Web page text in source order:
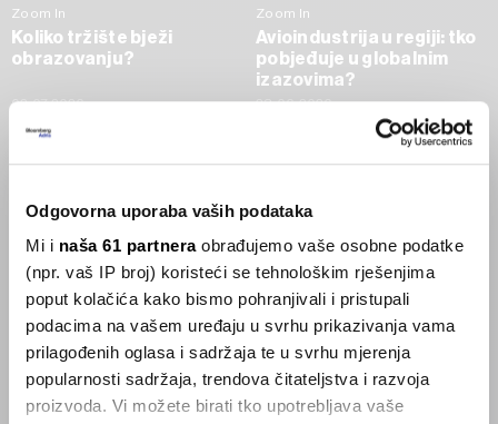
Odgovorna uporaba vaših podataka
Mi i naša 61 partneraobrađujemo vaše osobne podatke
(npr. vaš IP broj) koristeći se tehnološkim rješenjima
poput kolačića kako bismo pohranjivali i pristupali
podacima na vašem uređaju u svrhu prikazivanja vama
prilagođenih oglasa i sadržaja te u svrhu mjerenja
popularnosti sadržaja, trendova čitateljstva i razvoja
proizvoda. Vi možete birati tko upotrebljava vaše
Zoom In
Koliko tržište bježi
obrazovanju?
02.07.2026
Zoom In
Avioindustrija u regiji: tko
pobjeđuje u globalnim
izazovima?
23.06.2026
SVE VIJESTI IZ RUBRIKE ZOOM IN
Businessweek Adria
Korisnici GLP-1 lijekova mršave,
ekonomija se deblja
Visok trošak selidbe kompanija iz Kine